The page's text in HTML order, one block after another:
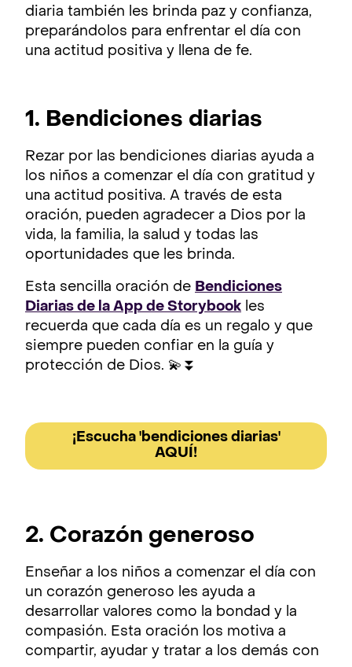
diaria también les brinda paz y confianza,
preparándolos para enfrentar el día con
una actitud positiva y llena de fe.
1. Bendiciones diarias
Rezar por las bendiciones diarias ayuda a
los niños a comenzar el día con gratitud y
una actitud positiva. A través de esta
oración, pueden agradecer a Dios por la
vida, la familia, la salud y todas las
oportunidades que les brinda.
Esta sencilla oración de Bendiciones
Diarias de la App de Storybook les
recuerda que cada día es un regalo y que
siempre pueden confiar en la guía y
protección de Dios. 💫⏬
¡Escucha 'bendiciones diarias'
AQUÍ!
2. Corazón generoso
Enseñar a los niños a comenzar el día con
un corazón generoso les ayuda a
desarrollar valores como la bondad y la
compasión. Esta oración los motiva a
compartir, ayudar y tratar a los demás con